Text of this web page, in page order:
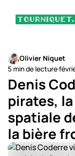
Olivier Niquet
5 min de lecture·
Denis
pirates,
spatiale
la bière